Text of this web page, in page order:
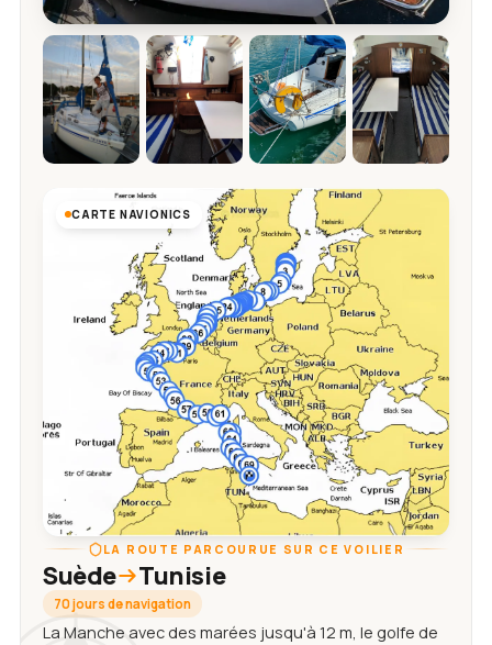
CARTE NAVIONICS
LA ROUTE PARCOURUE SUR CE VOILIER
Suède Tunisie
70 jours de navigation
La Manche avec des marées jusqu'à 12 m, le golfe de